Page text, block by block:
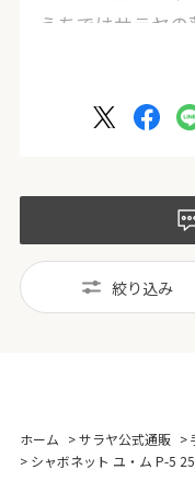
うちではサラヤ
ボトルに、市販
絞り込み
ホーム >サラヤ公式通販 >
> シャボネット ユ・ム P-5